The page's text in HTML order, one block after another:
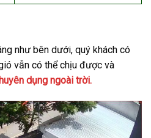
như bên dưới, quý khách có
vẫn có thể chịu được và
dụng ngoài trời.